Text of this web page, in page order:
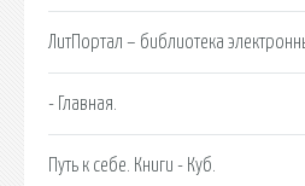
ЛитПортал – библиотека
- Главная.
Путь к себе. Книги - Куб.